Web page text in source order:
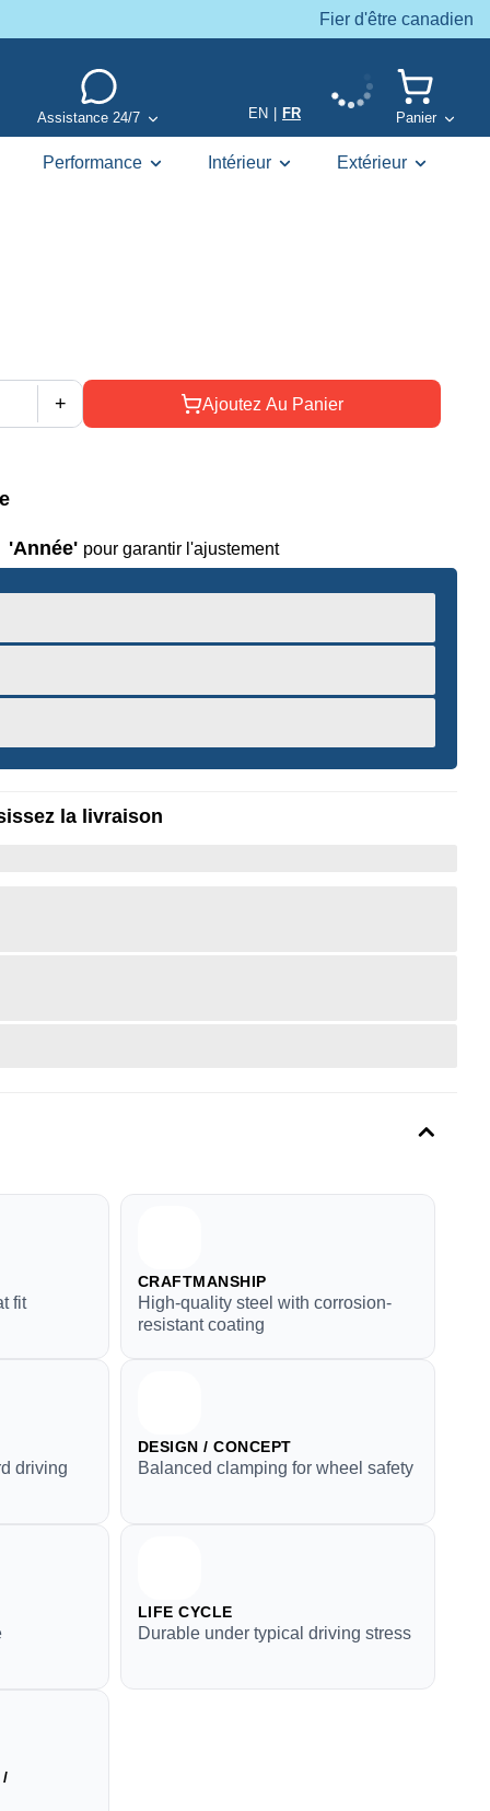
Fier d'être canadien
Assistance 24/7 EN FR Panier
Performance Intérieur Extérieur
Ajoutez Au Panier
+
'Année' pour garantir l'ajustement
la livraison
fit
CRAFTMANSHIP
High-quality steel with corrosion-
resistant coating
driving
DESIGN / CONCEPT
Balanced clamping for wheel safety
LIFE CYCLE
Durable under typical driving stress
/